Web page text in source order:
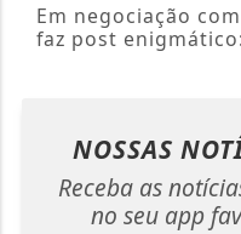
Em negociação
faz post
NOSSAS
Receba as
no seu app